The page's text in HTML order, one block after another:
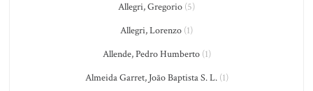
Allegri, Gregorio (5)
Allegri, Lorenzo (1)
Allende, Pedro Humberto(1)
Almeida Garret, João Baptista S. L.(1)